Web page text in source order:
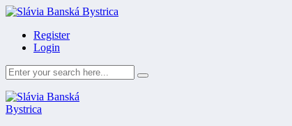
Register
Login